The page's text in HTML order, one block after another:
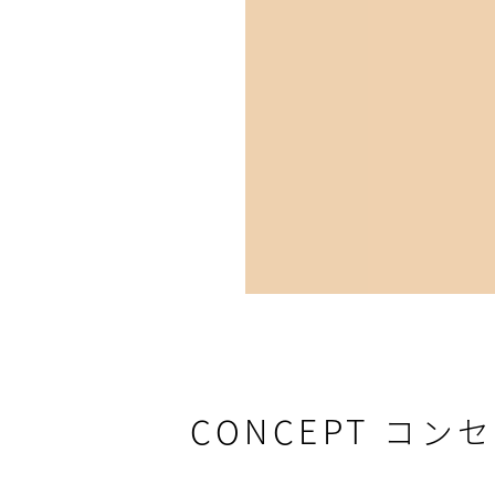
CONCEPT コン